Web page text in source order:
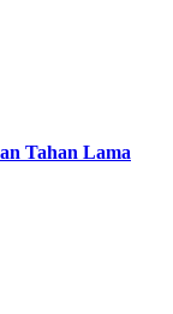
Tahan Lama